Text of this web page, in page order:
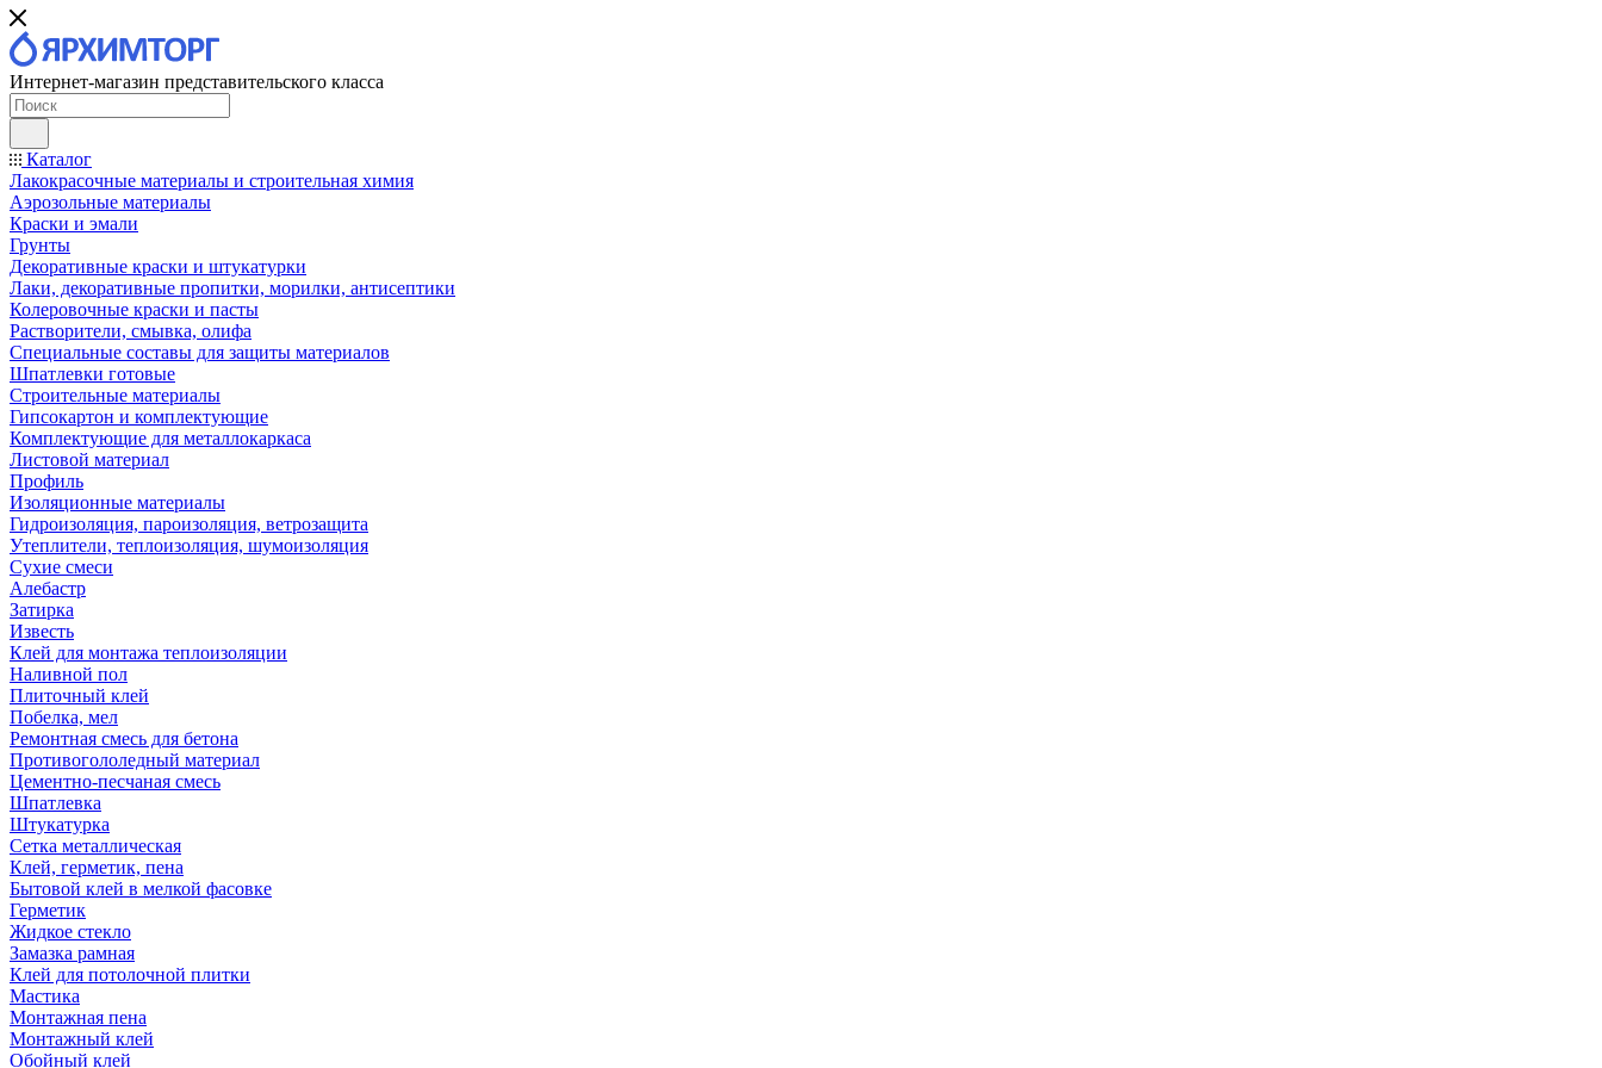
Интернет-магазин представительского класса
Каталог
Лакокрасочные материалы и строительная химия
Аэрозольные материалы
Краски и эмали
Грунты
Декоративные краски и штукатурки
Лаки, декоративные пропитки, морилки, антисептики
Колеровочные краски и пасты
Растворители, смывка, олифа
Специальные составы для защиты материалов
Шпатлевки готовые
Строительные материалы
Гипсокартон и комплектующие
Комплектующие для металлокаркаса
Листовой материал
Профиль
Изоляционные материалы
Гидроизоляция, пароизоляция, ветрозащита
Утеплители, теплоизоляция, шумоизоляция
Сухие смеси
Алебастр
Затирка
Известь
Клей для монтажа теплоизоляции
Наливной пол
Плиточный клей
Побелка, мел
Ремонтная смесь для бетона
Противогололедный материал
Цементно-песчаная смесь
Шпатлевка
Штукатурка
Сетка металлическая
Клей, герметик, пена
Бытовой клей в мелкой фасовке
Герметик
Жидкое стекло
Замазка рамная
Клей для потолочной плитки
Мастика
Монтажная пена
Монтажный клей
Обойный клей